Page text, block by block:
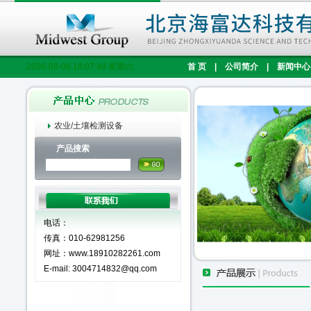
2026-08-08 18:07:49 星期六 首 页 公司简介 新闻中心
农业/土壤检测设备
产品搜索
电话：
传真：010-62981256
网址：www.18910282261.com
E-mail: 3004714832@qq.com